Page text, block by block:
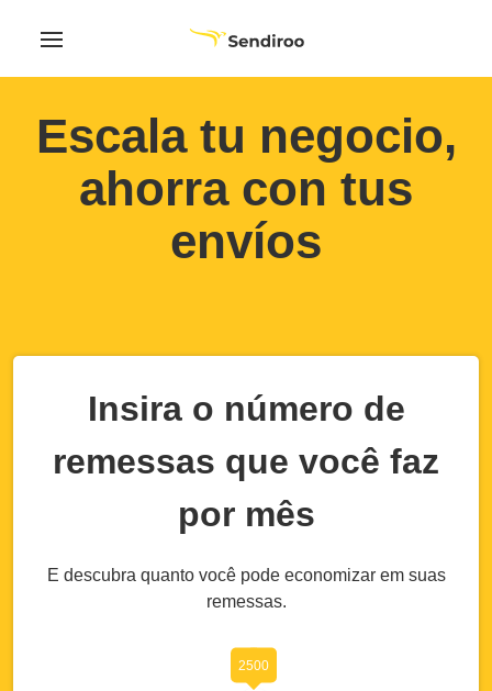
Escala tu negocio,
ahorra con tus
envíos
Insira o número de
remessas que você faz
por mês
E descubra quanto você pode economizar em suas
remessas.
2500